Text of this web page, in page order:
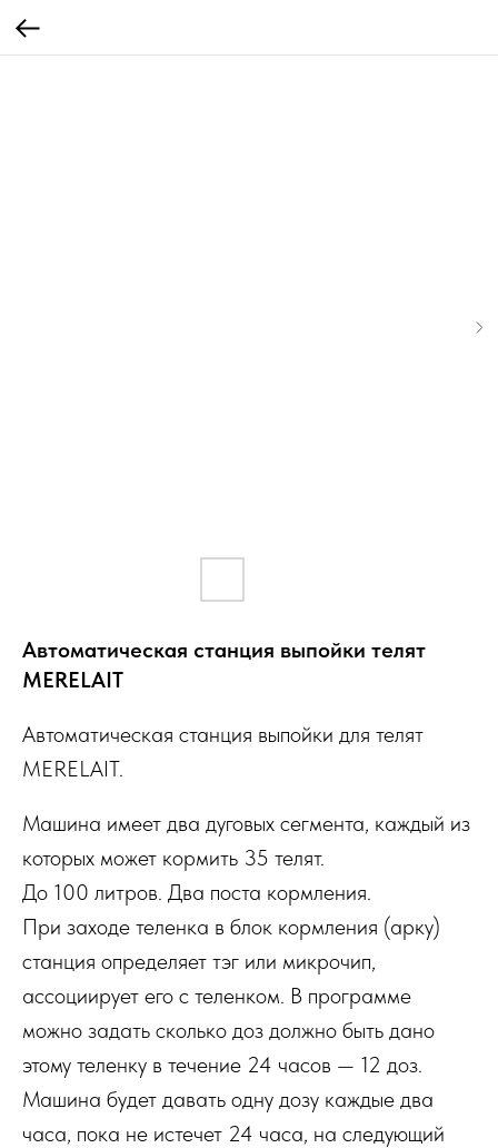
Автоматическая станция выпойки телят
MERELAIT
Автоматическая станция выпойки для телят
MERELAIT.
Машина имеет два дуговых сегмента, каждый из
которых может кормить 35 телят.
До 100 литров. Два поста кормления.
При заходе теленка в блок кормления (арку)
станция определяет тэг или микрочип,
ассоциирует его с теленком. В программе
можно задать сколько доз должно быть дано
этому теленку в течение 24 часов — 12 доз.
Машина будет давать одну дозу каждые два
часа, пока не истечет 24 часа, на следующий